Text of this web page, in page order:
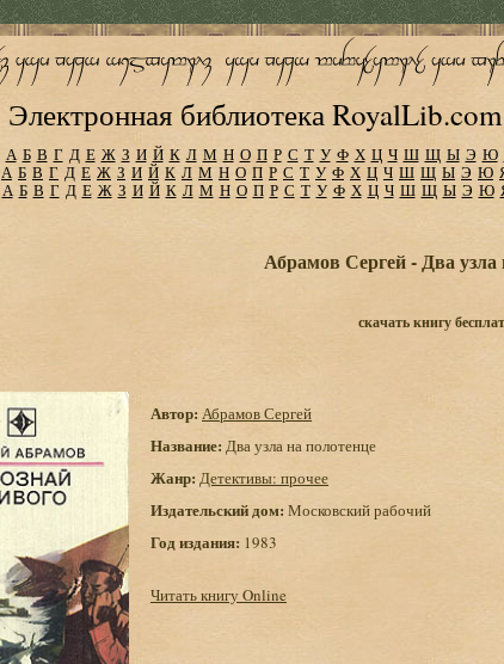
Электронная библиотека RoyalLib.com
А Б В Г Д Е Ж З И Й К Л М Н О П Р С Т У Ф Х Ц Ч Ш Щ Ы Э Ю
А Б В Г Д Е Ж З И Й К Л М Н О П Р С Т У Ф Х Ц Ч Ш Щ Ы Э Ю
А Б В Г Д Е Ж З И Й К Л М Н О П Р С Т У Ф Х Ц Ч Ш Щ Ы Э Ю
Абрамов Сергей - Два узла
скачать книгу
Автор: Абрамов Сергей
Название: Два узла на полотенце
Жанр: Детективы: прочее
Издательский дом: Московский рабочий
Год издания: 1983
Читать книгу Online